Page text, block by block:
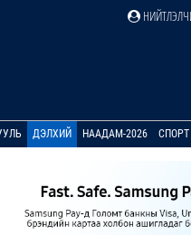
ДЭЛХИЙ НААДАМ-2026 СПОРТ